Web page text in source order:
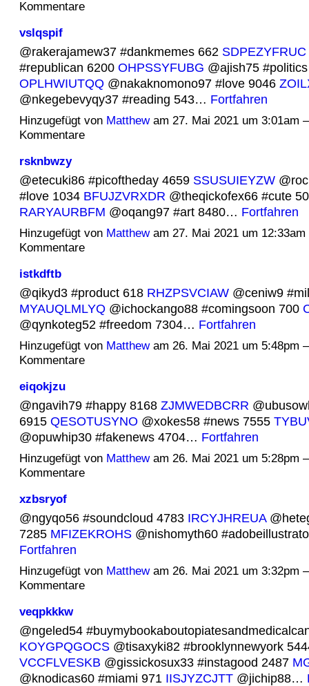
Kommentare
vslqspif
@rakerajamew37 #dankmemes 662 SDPEZYFRUC
#republican 6200 OHPSSYFUBG @ajish75
OPLHWIUTQQ@nakaknomono97 #love 9046
@nkegebevyqy37 #reading 543… Fortfahren
Hinzugefügt von Matthewam 27. Mai 2021 um 3:01am
Kommentare
rsknbwzy
@etecuki86 #picoftheday 4659 SSUSUIEYZW
#love 1034 BFUJZVRXDR @theqickofex66 #cute
RARYAURBFM @oqang97 #art 8480… Fortfahren
Hinzugefügt von Matthewam 27. Mai 2021 um
Kommentare
istkdftb
@qikyd3 #product 618 RHZPSVCIAW@ceniw9
MYAUQLMLYQ@ichockango88 #comingsoon 700
@qynkoteg52 #freedom 7304… Fortfahren
Hinzugefügt von Matthewam 26. Mai 2021 um 5:48pm
Kommentare
eiqokjzu
@ngavih79 #happy 8168 ZJMWEDBCRR
6915 QESOTUSYNO @xokes58 #news 7555
@opuwhip30 #fakenews 4704… Fortfahren
Hinzugefügt von Matthewam 26. Mai 2021 um 5:28pm
Kommentare
xzbsryof
@ngyqo56 #soundcloud 4783 IRCYJHREUA
7285 MFIZEKROHS@nishomyth60
Fortfahren
Hinzugefügt von Matthewam 26. Mai 2021 um 3:32pm
Kommentare
veqpkkkw
@ngeled54
KOYGPQGOCS@tisaxyki82 #brooklynnewyork
VCCFLVESKB @gissickosux33 #instagood 2487
@knodicas60 #miami 971 IISJYZCJTT@jichip88…